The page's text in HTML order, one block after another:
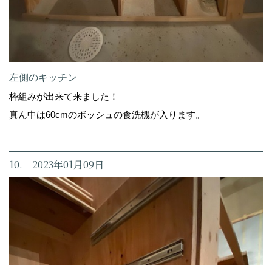
左側のキッチン
枠組みが出来て来ました！
真ん中は60cmのボッシュの食洗機が入ります。
10. 2023年01月09日